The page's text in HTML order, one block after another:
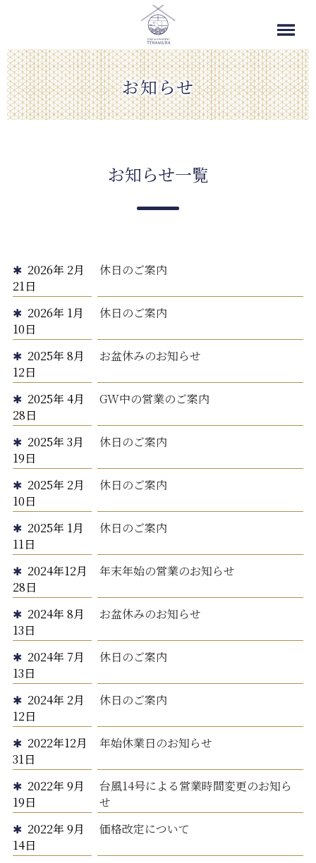
お知らせ
お知らせ一覧
2026年 2月
21日
休日のご案内
2026年 1月
10日
休日のご案内
2025年 8月
12日
お盆休みのお知らせ
2025年 4月
28日
GW中の営業のご案内
2025年 3月
19日
休日のご案内
2025年 2月
10日
休日のご案内
2025年 1月
11日
休日のご案内
2024年12月
28日
年末年始の営業のお知らせ
2024年 8月
13日
お盆休みのお知らせ
2024年 7月
13日
休日のご案内
2024年 2月
12日
休日のご案内
2022年12月
31日
年始休業日のお知らせ
2022年 9月
19日
台風14号による営業時間変更のお知ら
せ
2022年 9月
14日
価格改定について